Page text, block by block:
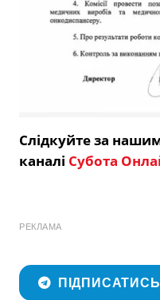
Слідкуйте за
каналі Субота
РЕКЛАМА